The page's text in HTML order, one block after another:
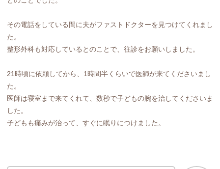
その電話をしている間に夫がファストドクターを見つけてくれまし
た。
整形外科も対応しているとのことで、往診をお願いしました。
21時頃に依頼してから、1時間半くらいで医師が来てくださいまし
た。
医師は寝室まで来てくれて、数秒で子どもの腕を治してくださいま
した。
子どもも痛みが治って、すぐに眠りにつけました。